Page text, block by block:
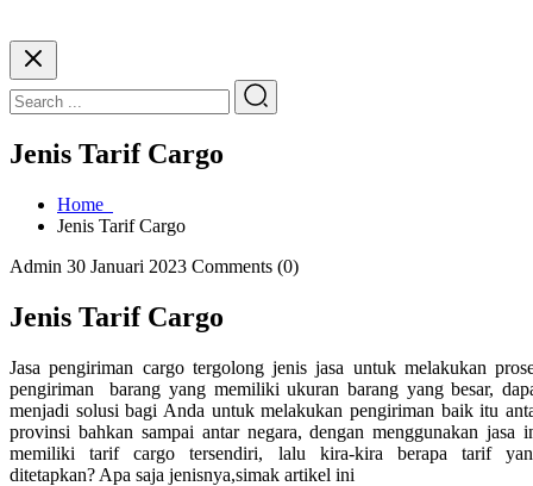
Jenis Tarif Cargo
Home
Jenis Tarif Cargo
Admin 30 Januari 2023 Comments (0)
Jenis Tarif Cargo
Jasa pengiriman cargo tergolong jenis jasa untuk melakukan
pengiriman barang yang memiliki ukuran barang yang besar,
menjadi solusi bagi Anda untuk melakukan pengiriman baik itu
provinsi bahkan sampai antar negara, dengan menggunakan jasa
memiliki tarif cargo tersendiri, lalu kira-kira berapa tarif
ditetapkan? Apa saja jenisnya,simak artikel ini